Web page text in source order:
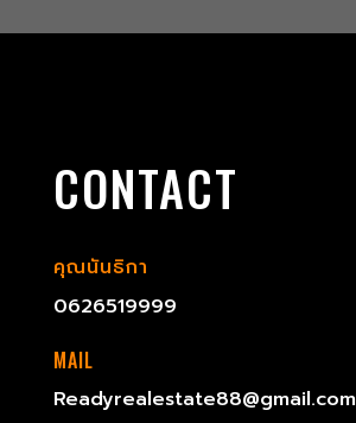
CONTACT
คุณนันธิกา
0626519999
MAIL
Readyrealestate88@gmail.com